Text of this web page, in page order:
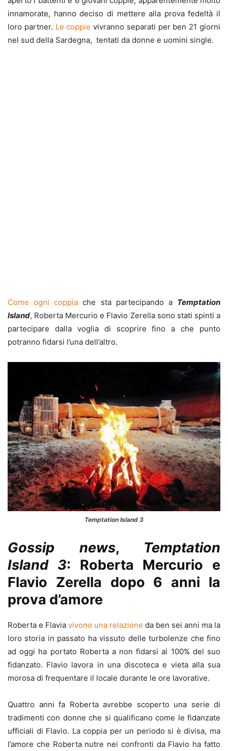
innamorate, hanno deciso di mettere alla prova fedeltà il
loro partner. Le coppie vivranno separati per ben 21 giorni
nel sud della Sardegna, tentati da donne e uomini single.
Come ogni coppia che sta partecipando a Temptation
Island, Roberta Mercurio e Flavio Zerella sono stati spinti a
partecipare dalla voglia di scoprire fino a che punto
potranno fidarsi l’una dell’altro.
Temptation Island 3
Gossip news, Temptation
Island 3: Roberta Mercurio e
Flavio Zerella dopo 6 anni la
prova d’amore
Roberta e Flavia vivono una relazione da ben sei anni ma la
loro storia in passato ha vissuto delle turbolenze che fino
ad oggi ha portato Roberta a non fidarsi al 100% del suo
fidanzato. Flavio lavora in una discoteca e vieta alla sua
morosa di frequentare il locale durante le ore lavorative.
Quattro anni fa Roberta avrebbe scoperto una serie di
tradimenti con donne che si qualificano come le fidanzate
ufficiali di Flavio. La coppia per un periodo si è divisa, ma
l’amore che Roberta nutre nei confronti da Flavio ha fatto